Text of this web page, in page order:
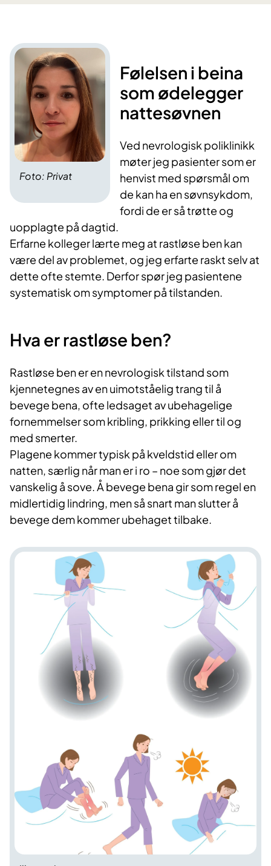
Foto: Privat
Følelsen i beina
som ødelegger
nattesøvnen
Ved nevrologisk poliklinikk
møter jeg pasienter som er
henvist med spørsmål om
de kan ha en søvnsykdom,
fordi de er så trøtte og
uopplagte på dagtid.
Erfarne kolleger lærte meg at rastløse ben kan
være del av problemet, og jeg erfarte raskt selv at
dette ofte stemte. Derfor spør jeg pasientene
systematisk om symptomer på tilstanden.
Hva er rastløse ben?
Rastløse ben er en nevrologisk tilstand som
kjennetegnes av en uimotståelig trang til å
bevege bena, ofte ledsaget av ubehagelige
fornemmelser som kribling, prikking eller til og
med smerter.
Plagene kommer typisk på kveldstid eller om
natten, særlig når man er i ro – noe som gjør det
vanskelig å sove. Å bevege bena gir som regel en
midlertidig lindring, men så snart man slutter å
bevege dem kommer ubehaget tilbake.